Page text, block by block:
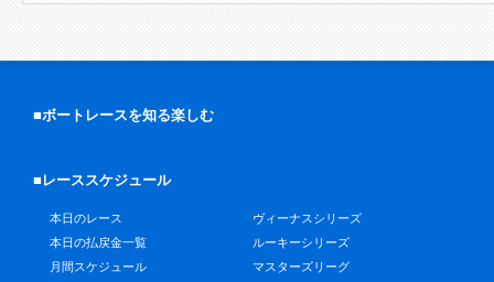
■ボートレースを知る楽しむ
■レーススケジュール
本日のレース
本日の払戻金一覧
月間スケジュール
ヴィーナスシリーズ
ルーキーシリーズ
マスターズリーグ